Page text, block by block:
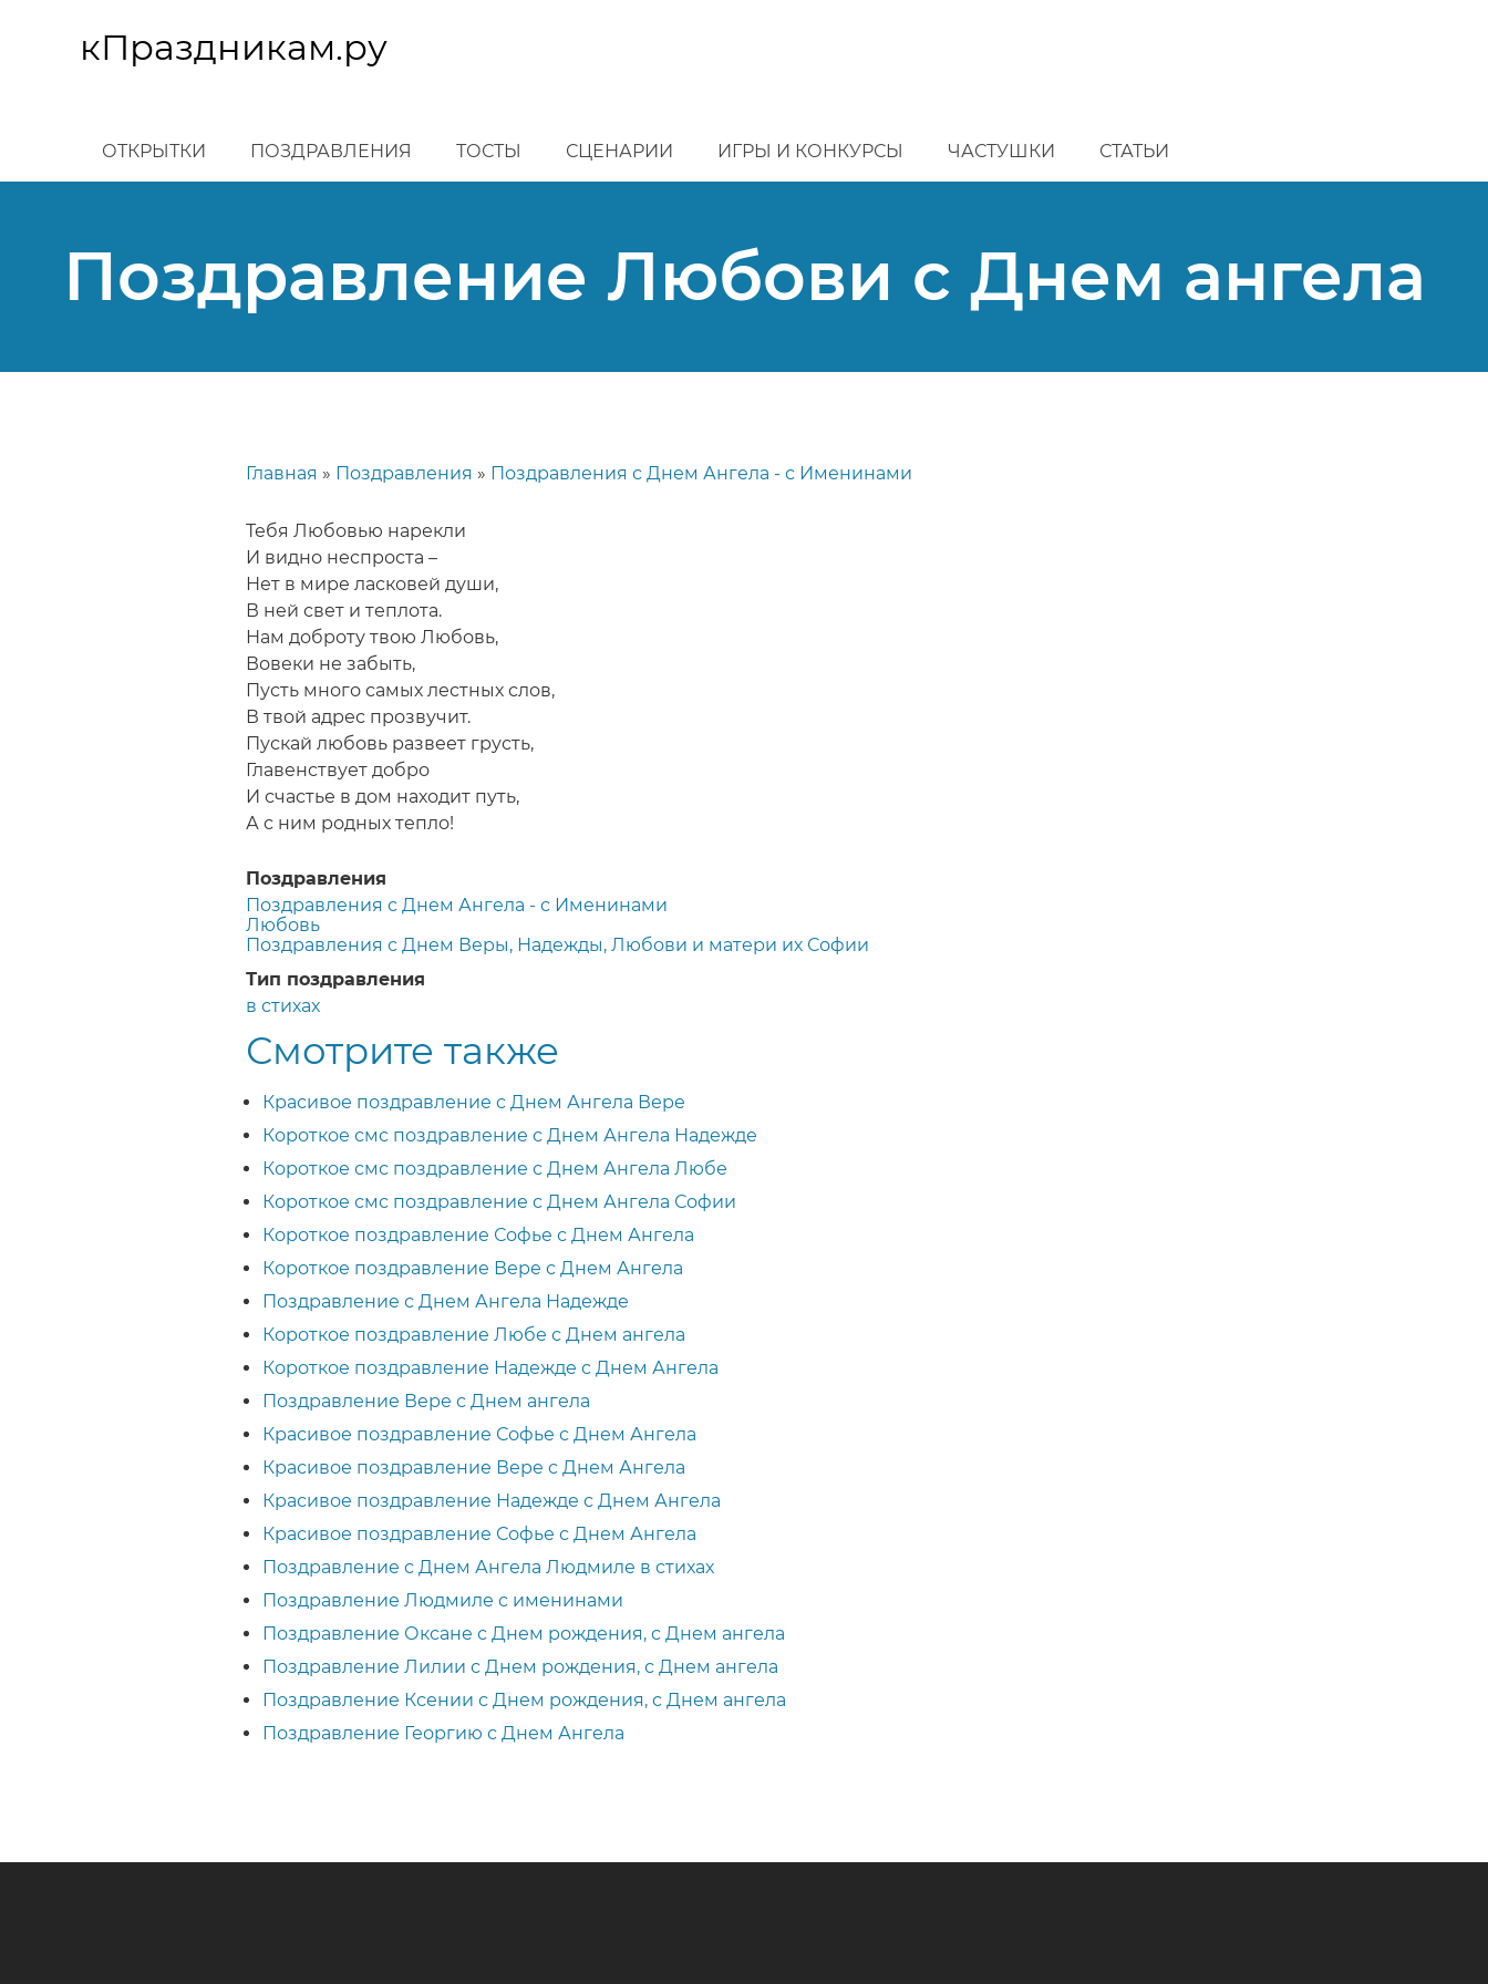
основномукПраздникам.ру
ОТКРЫТКИ ПОЗДРАВЛЕНИЯ ТОСТЫ СЦЕНАРИИ ИГРЫ И КОНКУРСЫ ЧАСТУШКИ СТАТЬИ
Поздравление Любови с Днем ангела
навигации
Главная Поздравления Поздравления с Днем Ангела - с Именинами
Тебя Любовью нарекли
И видно неспроста –
Нет в мире ласковей души,
В ней свет и теплота.
Нам доброту твою Любовь,
Вовеки не забыть,
Пусть много самых лестных слов,
В твой адрес прозвучит.
Пускай любовь развеет грусть,
Главенствует добро
И счастье в дом находит путь,
А с ним родных тепло!
Поздравления
Поздравления с Днем Ангела - с Именинами
Любовь
Поздравления с Днем Веры, Надежды, Любови и матери их Софии
Тип поздравления
в стихах
Смотрите также
Красивое поздравление с Днем Ангела Вере
Короткое смс поздравление с Днем Ангела Надежде
Короткое смс поздравление с Днем Ангела Любе
Короткое смс поздравление с Днем Ангела Софии
Короткое поздравление Софье с Днем Ангела
Короткое поздравление Вере с Днем Ангела
Поздравление с Днем Ангела Надежде
Короткое поздравление Любе с Днем ангела
Короткое поздравление Надежде с Днем Ангела
Поздравление Вере с Днем ангела
Красивое поздравление Софье с Днем Ангела
Красивое поздравление Вере с Днем Ангела
Красивое поздравление Надежде с Днем Ангела
Красивое поздравление Софье с Днем Ангела
Поздравление с Днем Ангела Людмиле в стихах
Поздравление Людмиле с именинами
Поздравление Оксане с Днем рождения, с Днем ангела
Поздравление Лилии с Днем рождения, с Днем ангела
Поздравление Ксении с Днем рождения, с Днем ангела
Поздравление Георгию с Днем Ангела